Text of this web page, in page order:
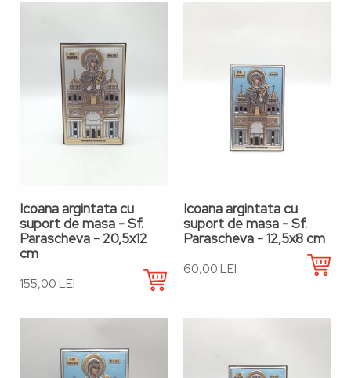
Icoana argintata cu
suport de masa - Sf.
Parascheva - 20,5x12
cm
155,00 LEI
Icoana argintata cu
suport de masa - Sf.
Parascheva - 12,5x8 cm
60,00 LEI